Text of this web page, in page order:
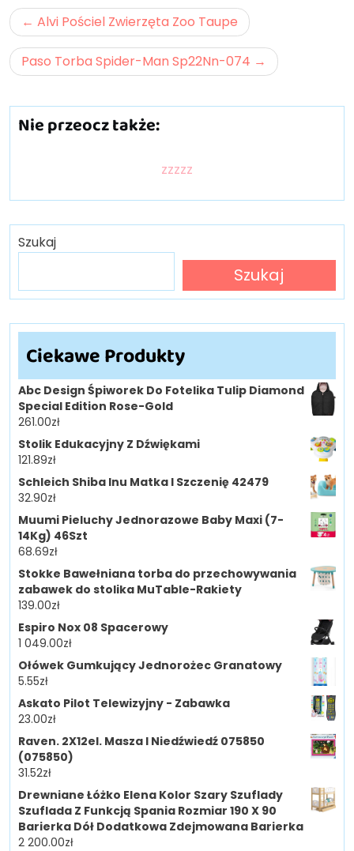
Nawigacja
wpisu
Alvi Pościel Zwierzęta Zoo Taupe
Paso Torba Spider-Man Sp22Nn-074
Nie przeocz także:
zzzzz
Szukaj
Szukaj
Ciekawe Produkty
Abc Design Śpiworek Do Fotelika Tulip Diamond
Special Edition Rose-Gold
261.00zł
Stolik Edukacyjny Z Dźwiękami
121.89zł
Schleich Shiba Inu Matka I Szczenię 42479
32.90zł
Muumi Pieluchy Jednorazowe Baby Maxi (7-
14Kg) 46Szt
68.69zł
Stokke Bawełniana torba do przechowywania
zabawek do stolika MuTable-Rakiety
139.00zł
Espiro Nox 08 Spacerowy
1 049.00zł
Ołówek Gumkujący Jednorożec Granatowy
5.55zł
Askato Pilot Telewizyjny - Zabawka
23.00zł
Raven. 2X12el. Masza I Niedźwiedź 075850
(075850)
31.52zł
Drewniane Łóżko Elena Kolor Szary Szuflady
Szuflada Z Funkcją Spania Rozmiar 190 X 90
Barierka Dół Dodatkowa Zdejmowana Barierka
2 200.00zł